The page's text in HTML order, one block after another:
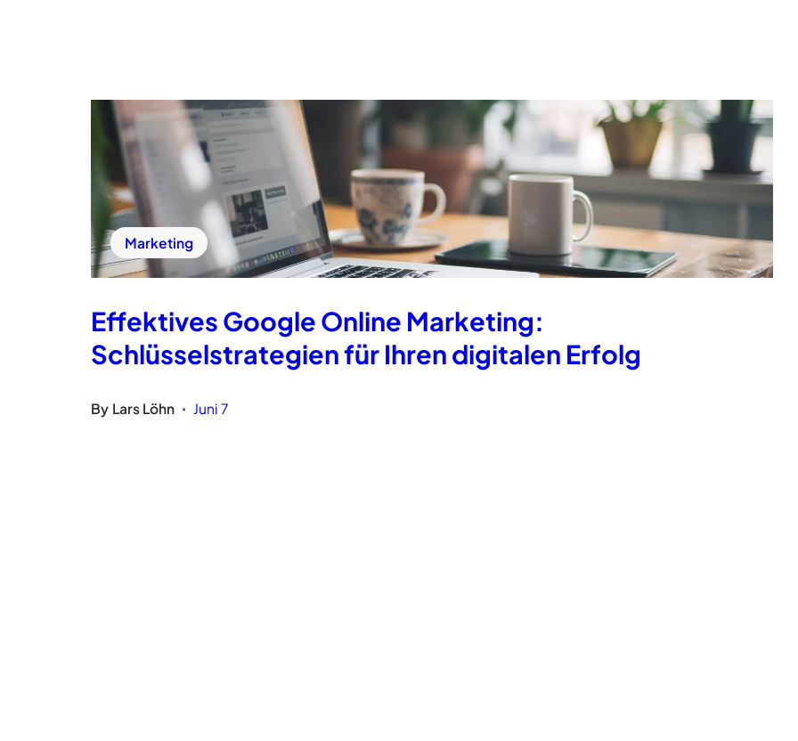
Marketing
Effektives Google Online Marketing:
Schlüsselstrategien für Ihren digitalen Erfolg
By Lars Löhn • Juni 7